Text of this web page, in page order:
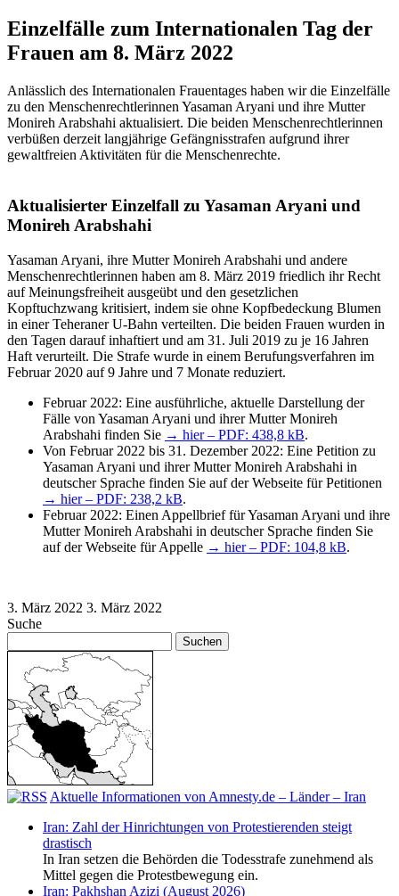
Einzelfälle zum Internationalen Tag der
Frauen am 8. März 2022
Anlässlich des Internationalen Frauentages haben wir die Einzelfälle
zu den Menschenrechtlerinnen Yasaman Aryani und ihre Mutter
Monireh Arabshahi aktualisiert. Die beiden Menschenrechtlerinnen
verbüßen derzeit langjährige Gefängnisstrafen aufgrund ihrer
gewaltfreien Aktivitäten für die Menschenrechte.
Aktualisierter Einzelfall zu Yasaman Aryani und
Monireh Arabshahi
Yasaman Aryani, ihre Mutter Monireh Arabshahi und andere
Menschenrechtlerinnen haben am 8. März 2019 friedlich ihr Recht
auf Meinungsfreiheit ausgeübt und den gesetzlichen
Kopftuchzwang kritisiert, indem sie ohne Kopfbedeckung Blumen
in einer Teheraner U-Bahn verteilten. Die beiden Frauen wurden in
den Tagen darauf inhaftiert und am 31. Juli 2019 zu je 16 Jahren
Haft verurteilt. Die Strafe wurde in einem Berufungsverfahren im
Februar 2020 auf 9 Jahre und 7 Monate reduziert.
Februar 2022: Eine ausführliche, aktuelle Darstellung der
Fälle von Yasaman Aryani und ihrer Mutter Monireh
Arabshahi finden Sie → hier – PDF: 438,8 kB.
Von Februar 2022 bis 31. Dezember 2022: Eine Petition zu
Yasaman Aryani und ihrer Mutter Monireh Arabshahi in
deutscher Sprache finden Sie auf der Webseite für Petitionen
→ hier – PDF: 238,2 kB.
Februar 2022: Einen Appellbrief für Yasaman Aryani und ihre
Mutter Monireh Arabshahi in deutscher Sprache finden Sie
auf der Webseite für Appelle → hier – PDF: 104,8 kB.
3. März 2022 3. März 2022
Suche
nach:
Aktuelle Informationen von Amnesty.de – Länder – Iran
Iran: Zahl der Hinrichtungen von Protestierenden steigt
drastisch
In Iran setzen die Behörden die Todesstrafe zunehmend als
Mittel gegen die Protestbewegung ein.
Iran: Pakhshan Azizi (August 2026)